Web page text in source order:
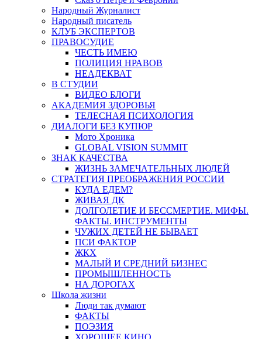
Народный Журналист
Народный писатель
КЛУБ ЭКСПЕРТОВ
ПРАВОСУДИЕ
ЧЕСТЬ ИМЕЮ
ПОЛИЦИЯ НРАВОВ
НЕАДЕКВАТ
В СТУДИИ
ВИДЕО БЛОГИ
АКАДЕМИЯ ЗДОРОВЬЯ
ТЕЛЕСНАЯ ПСИХОЛОГИЯ
ДИАЛОГИ БЕЗ КУПЮР
Мото Хроника
GLOBAL VISION SUMMIT
ЗНАК КАЧЕСТВА
ЖИЗНЬ ЗАМЕЧАТЕЛЬНЫХ ЛЮДЕЙ
СТРАТЕГИЯ ПРЕОБРАЖЕНИЯ РОССИИ
КУДА ЕДЕМ?
ЖИВАЯ ДК
ДОЛГОЛЕТИЕ И БЕССМЕРТИЕ. МИФЫ.
ФАКТЫ. ИНСТРУМЕНТЫ
ЧУЖИХ ДЕТЕЙ НЕ БЫВАЕТ
ПСИ ФАКТОР
ЖКХ
МАЛЫЙ И СРЕДНИЙ БИЗНЕС
ПРОМЫШЛЕННОСТЬ
НА ДОРОГАХ
Школа жизни
Люди так думают
ФАКТЫ
ПОЭЗИЯ
ХОРОШЕЕ КИНО